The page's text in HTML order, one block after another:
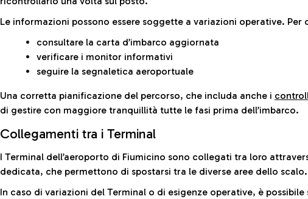
Le informazioni possono essere soggette a variazioni operative. Per
consultare la carta d’imbarco aggiornata
verificare i monitor informativi
seguire la segnaletica aeroportuale
Una corretta pianificazione del percorso, che includa anche i
di gestire con maggiore tranquillità tutte le fasi prima dell’imbarco.
Collegamenti tra i Terminal
I Terminal dell’aeroporto di Fiumicino sono collegati tra loro
dedicata, che permettono di spostarsi tra le diverse aree dello scalo.
In caso di variazioni del Terminal o di esigenze operative, è